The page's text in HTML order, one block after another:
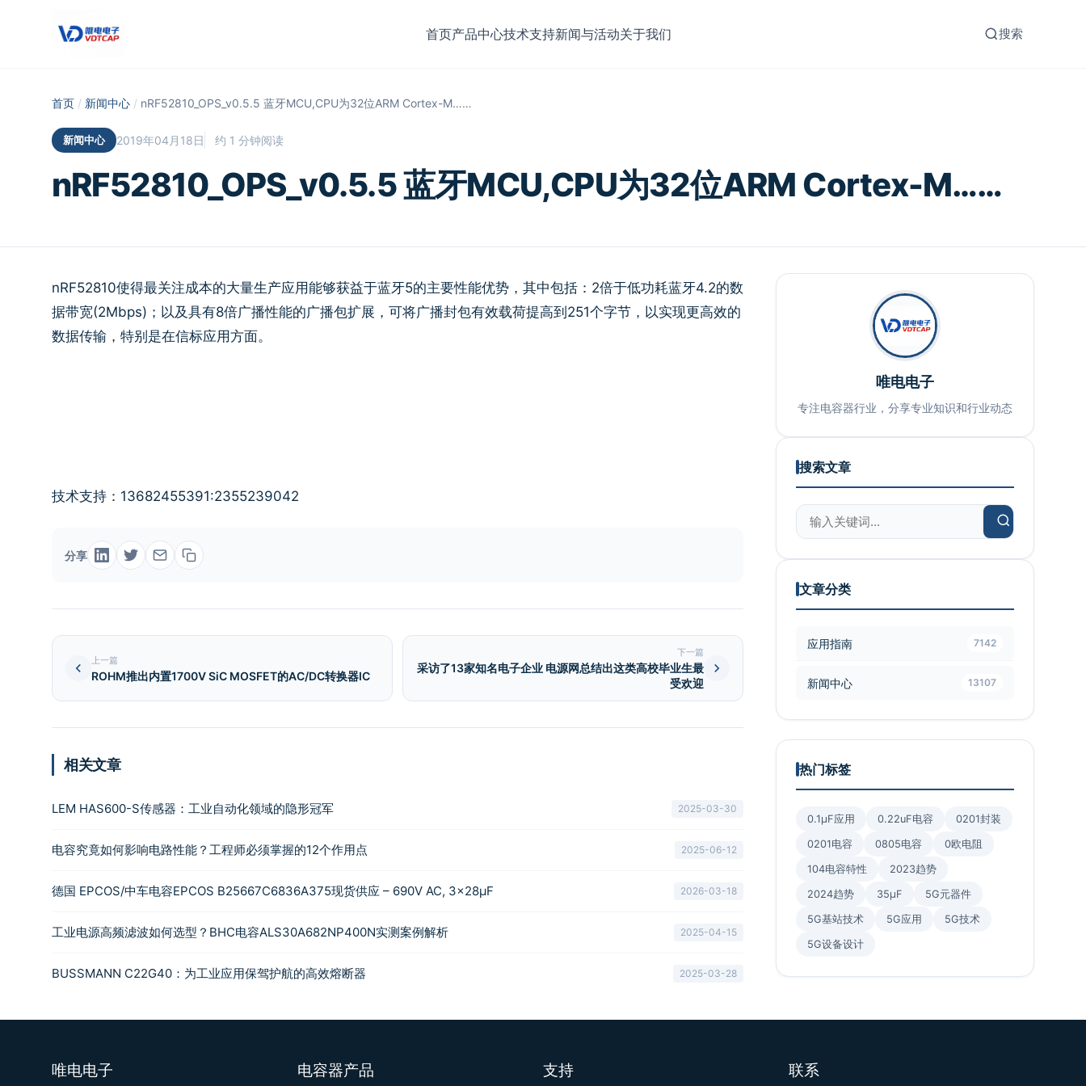
首页产品中心技术支持新闻与活动关于我们 搜索
首页 / 新闻中心 / nRF52810_OPS_v0.5.5 蓝牙MCU,CPU为32位ARM Cortex-M……
新闻中心 2019年04月18日 约 1 分钟阅读
nRF52810_OPS_v0.5.5 蓝牙MCU,CPU为32位ARM Cortex-M……
nRF52810使得最关注成本的大量生产应用能够获益于蓝牙5的主要性能优势，其中包括：2倍于低功耗蓝牙4.2的数
据带宽(2Mbps)；以及具有8倍广播性能的广播包扩展，可将广播封包有效载荷提高到251个字节，以实现更高效的
数据传输，特别是在信标应用方面。
技术支持：13682455391:2355239042
分享
上一篇
ROHM推出内置1700V SiC MOSFET的AC/DC转换器IC
下一篇
采访了13家知名电子企业 电源网总结出这类高校毕业生最
受欢迎
相关文章
LEM HAS600-S传感器：工业自动化领域的隐形冠军 2025-03-30
电容究竟如何影响电路性能？工程师必须掌握的12个作用点 2025-06-12
德国 EPCOS/中车电容EPCOS B25667C6836A375现货供应 – 690V AC, 3×28µF 2026-03-18
工业电源高频滤波如何选型？BHC电容ALS30A682NP400N实测案例解析 2025-04-15
BUSSMANN C22G40：为工业应用保驾护航的高效熔断器 2025-03-28
唯电电子
专注电容器行业，分享专业知识和行业动态
搜索文章
文章分类
应用指南 7142
新闻中心 13107
热门标签
0.1μF应用 0.22uF电容 0201封装
0201电容 0805电容 0欧电阻
104电容特性 2023趋势
2024趋势 35μF 5G元器件
5G基站技术 5G应用 5G技术
5G设备设计
唯电电子 电容器产品 支持 联系